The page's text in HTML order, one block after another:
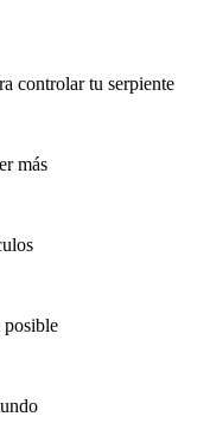
controlar tu serpiente
más
posible